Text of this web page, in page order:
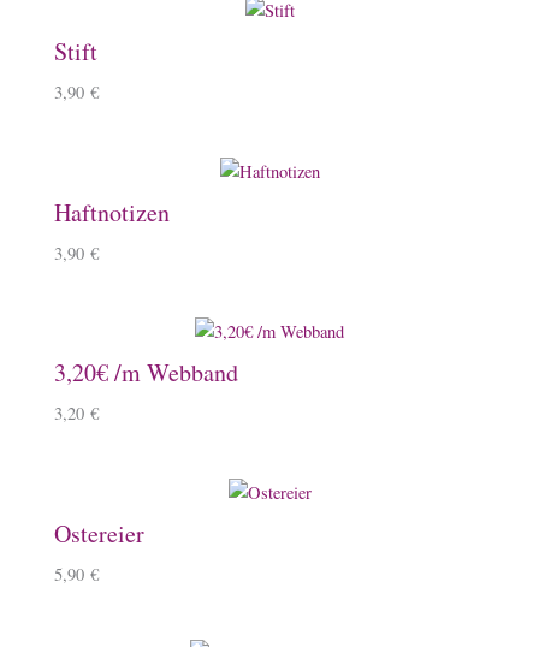
Stift
3,90 €
Haftnotizen
3,90 €
3,20€ /m Webband
3,20 €
Ostereier
5,90 €